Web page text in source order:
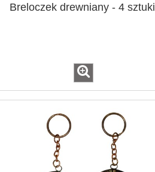
Breloczek drewniany - 4 sztuki